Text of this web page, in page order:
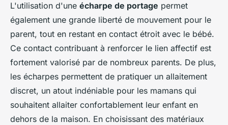
L'utilisation d'une écharpe de portage permet
également une grande liberté de mouvement pour le
parent, tout en restant en contact étroit avec le bébé.
Ce contact contribuant à renforcer le lien affectif est
fortement valorisé par de nombreux parents. De plus,
les écharpes permettent de pratiquer un allaitement
discret, un atout indéniable pour les mamans qui
souhaitent allaiter confortablement leur enfant en
dehors de la maison. En choisissant des matériaux